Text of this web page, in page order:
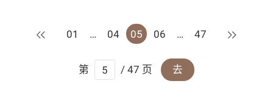
上一页
01 … 04 05 06 … 47 下一页
第 / 47 页 去